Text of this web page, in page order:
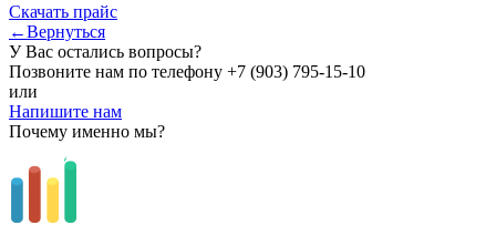
Скачать прайс
←Вернуться
У Вас остались вопросы?
Позвоните нам по телефону +7 (903) 795-15-10
или
Напишите нам
Почему именно мы?